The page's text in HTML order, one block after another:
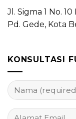
Jl. Sigma 1 No.
Pd. Gede, Kota
KONSULTASI